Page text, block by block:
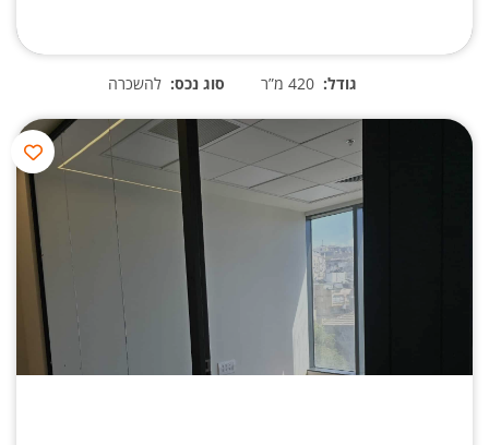
גודל: 420 מ”ר סוג נכס: להשכרה